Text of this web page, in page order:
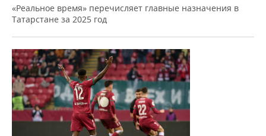
«Реальное время» перечисляет главные назначения в
Татарстане за 2025 год